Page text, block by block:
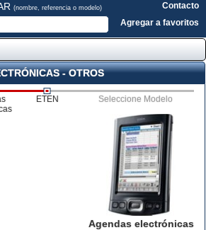
(nombre, referencia o modelo)
Contacto
Agregar a favoritos
- OTROS
ETEN Seleccione Modelo
Agendas electrónicas